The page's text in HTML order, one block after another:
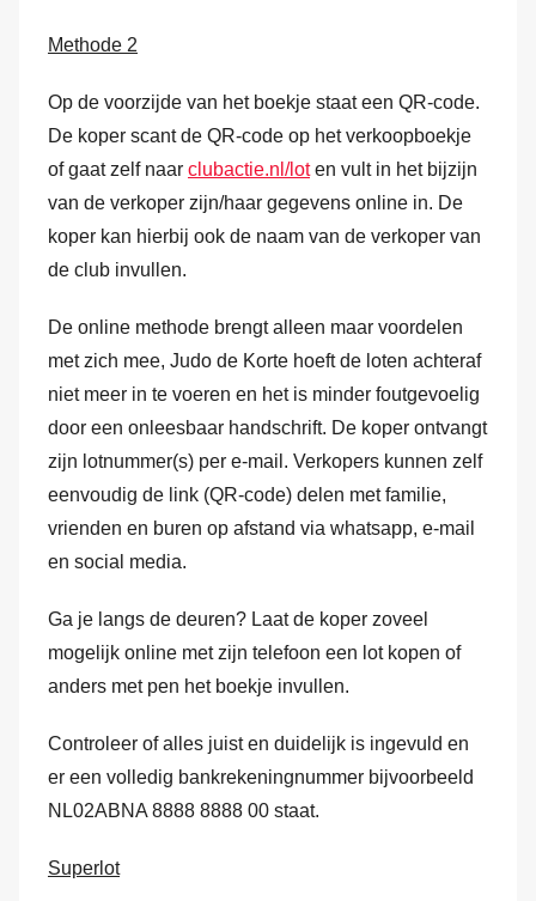
Methode 2
Op de voorzijde van het boekje staat een QR-code.
De koper scant de QR-code op het verkoopboekje
of gaat zelf naar clubactie.nl/loten vult in het bijzijn
van de verkoper zijn/haar gegevens online in. De
koper kan hierbij ook de naam van de verkoper van
de club invullen.
De online methode brengt alleen maar voordelen
met zich mee, Judo de Korte hoeft de loten achteraf
niet meer in te voeren en het is minder foutgevoelig
door een onleesbaar handschrift. De koper ontvangt
zijn lotnummer(s) per e-mail. Verkopers kunnen zelf
eenvoudig de link (QR-code) delen met familie,
vrienden en buren op afstand via whatsapp, e-mail
en social media.
Ga je langs de deuren? Laat de koper zoveel
mogelijk online met zijn telefoon een lot kopen of
anders met pen het boekje invullen.
Controleer of alles juist en duidelijk is ingevuld en
er een volledig bankrekeningnummer bijvoorbeeld
NL02ABNA 8888 8888 00 staat.
Superlot